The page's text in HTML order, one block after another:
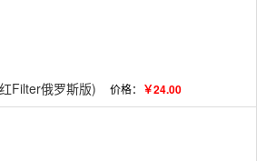
Filter俄罗斯版) 价格： ￥24.00